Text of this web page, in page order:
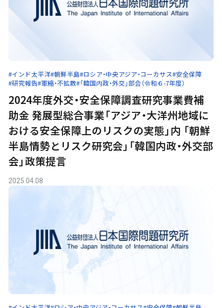
#インド太平洋#朝鮮半島#ロシア・中央アジア・コーカサス#安全保障
#研究報告#軍縮・不拡散#「韓国内政・外交」部会（令和６-7年度）
2024年度外交・安全保障調査研究事業費補
助金 発展型総合事業「アジア・大洋州地域に
おける安全保障上のリスクの実態」内 「朝鮮
半島情勢とリスク研究会」「韓国内政・外交部
会」政策提言
2025.04.08